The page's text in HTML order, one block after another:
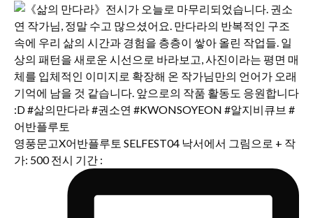
영풍문고X어반플루토 SELFEST04 낙서에서 그림으로 + 작
가: 500 전시 기간 :